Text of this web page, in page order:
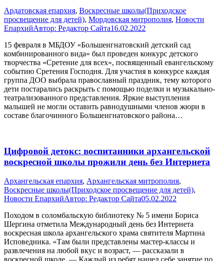
Ардатовская епархия, Воскресные школы(Приходское
просвещение для детей), Мордовская митрополия, Новости
ЕпархийАвтор: Редактор Сайта16.02.2022
15 февраля в МБДОУ «Большеигнатовский детский сад
комбинированного вида» был проведен конкурс детского
творчества «Сретение для всех», посвященный евангельскому
событию Сретения Господня. Для участия в конкурсе каждая
группа ДОО выбрала православный праздник, тему которого
дети постарались раскрыть с помощью поделки и музыкально-
театрализованного представления. Яркие выступления
малышей не могли оставить равнодушными членов жюри в
составе благочинного Большеигнатовского района…
Цифровой детокс: воспитанники архангельской
воскресной школы прожили день без Интернета
Архангельская епархия, Архангельская митрополия,
Воскресные школы(Приходское просвещение для детей),
Новости ЕпархийАвтор: Редактор Сайта05.02.2022
Походом в соломбальскую библиотеку № 5 имени Бориса
Шергина отметила Международный день без Интернета
воскресная школа архангельского храма святителя Мартина
Исповедника. «Там были представлены мастер-классы и
развлечения на любой вкус и возраст, — рассказали в
воскресной школе. — Каждый из ребят нашел себе занятие по